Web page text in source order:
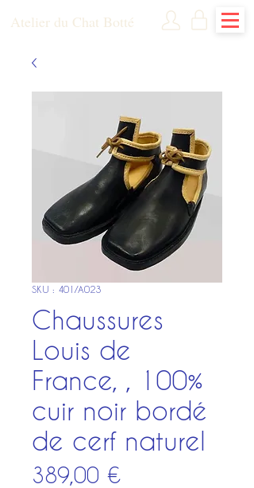
Atelier du Chat Botté
SKU : 401/A023
Chaussures
Louis de
France, , 100%
cuir noir bordé
de cerf naturel
389,00 €